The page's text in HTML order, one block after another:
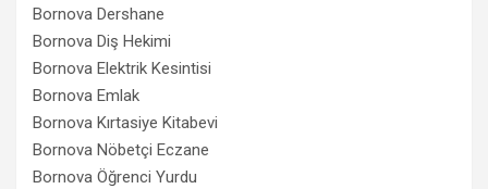
Bornova Dershane
Bornova Diş Hekimi
Bornova Elektrik Kesintisi
Bornova Emlak
Bornova Kırtasiye Kitabevi
Bornova Nöbetçi Eczane
Bornova Öğrenci Yurdu